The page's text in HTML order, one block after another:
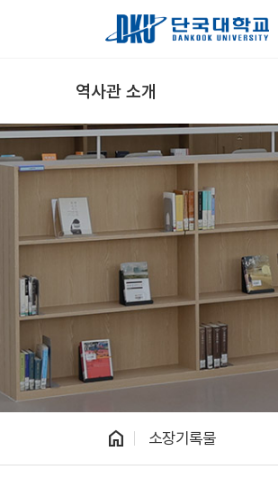
Skip to Main Content
역사관 소개
home 소장기록물